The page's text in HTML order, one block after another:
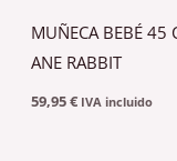
MUÑECA BEBÉ 45
ANE RABBIT
59,95€ IVA incluido